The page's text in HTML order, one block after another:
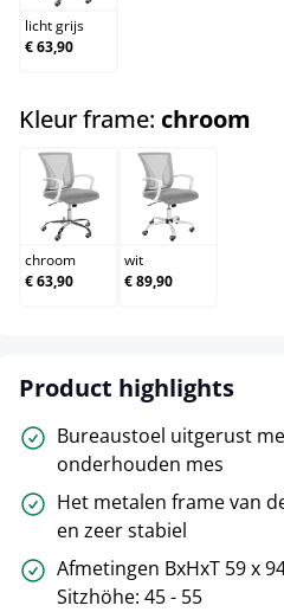
licht grijs
€ 63,90
Kleur frame: chroom
chroom
chroom
€ 63,90
wit
wit
€ 89,90
Product highlights
Bureaustoel uitgerust
onderhouden mes
Het metalen frame van
en zeer stabiel
Afmetingen BxHxT 59 x
Sitzhöhe: 45 - 55